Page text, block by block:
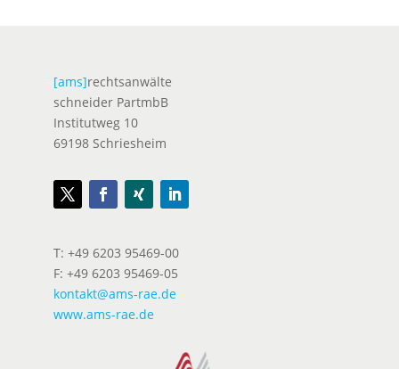
[ams]rechtsanwälte
schneider PartmbB
Institutweg 10
69198 Schriesheim
T: +49 6203 95469-00
F: +49 6203 95469-05
kontakt@ams-rae.de
www.ams-rae.de